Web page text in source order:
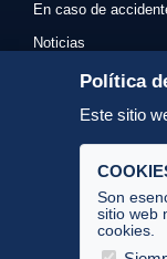
En caso de
Noticias
Eventos
Enlaces
Contacto
Av. José Atarés
Política
Este sitio
Son
sitio web
cookies.